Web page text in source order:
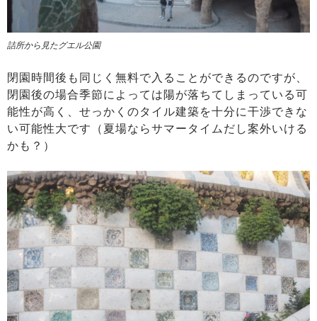
詰所から見たグエル公園
閉園時間後も同じく無料で入ることができるのですが、
閉園後の場合季節によっては陽が落ちてしまっている可
能性が高く、せっかくのタイル建築を十分に干渉できな
い可能性大です（夏場ならサマータイムだし案外いける
かも？）